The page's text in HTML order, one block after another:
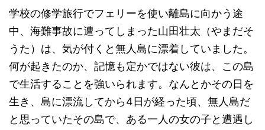
学校の修学旅行でフェリーを使い離島に向かう途
中、海難事故に遭ってしまった山田壮太（やまだそ
うた）は、気が付くと無人島に漂着していました。
何が起きたのか、記憶も定かではない彼は、この島
で生活することを強いられます。なんとかその日を
生き、島に漂流してから4日が経った頃、無人島だ
と思っていたその島で、ある一人の女の子と遭遇し